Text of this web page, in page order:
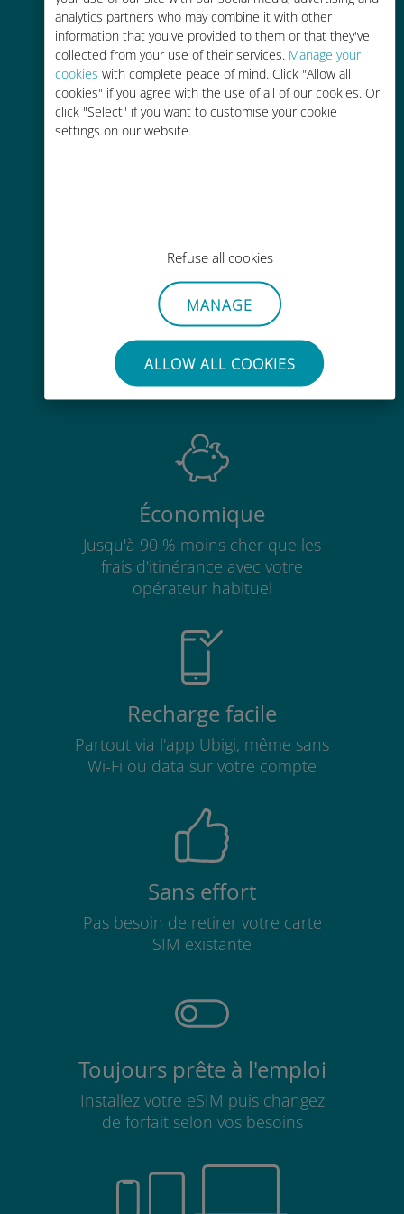
analytics partners who may combine it with other
information that you've provided to them or that they've
collected from your use of their services. Manage your
cookies with complete peace of mind. Click "Allow all
cookies" if you agree with the use of all of our cookies. Or
click "Select" if you want to customise your cookie
settings on our website.
Refuse all cookies
MANAGE
ALLOW ALL COOKIES
Activation instantanée
Mondiale
Connectivité cellulaire mondiale de
haute qualité dans plus de
200 destinations
Économique
Jusqu'à 90 % moins cher que les
frais d'itinérance avec votre
opérateur habituel
Recharge facile
Partout via l'app Ubigi, même sans
Wi-Fi ou data sur votre compte
Sans effort
Pas besoin de retirer votre carte
SIM existante
Toujours prête à l'emploi
Installez votre eSIM puis changez
de forfait selon vos besoins